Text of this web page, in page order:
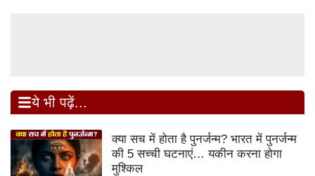
ये भी पढ़ें...
क्या सच में होता है पुनर्जन्म? भारत में पुनर्जन्म
की 5 सच्ची घटनाएं… यकीन करना होगा
मुश्किल